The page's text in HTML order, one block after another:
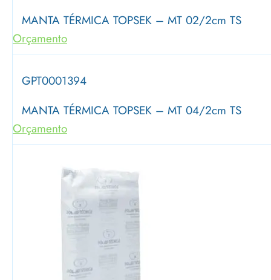
MANTA TÉRMICA TOPSEK – MT 02/2cm TS
Orçamento
GPT0001394
MANTA TÉRMICA TOPSEK – MT 04/2cm TS
Orçamento